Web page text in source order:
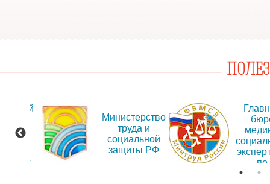
Министерство
труда и
социальной
защиты РФ
по